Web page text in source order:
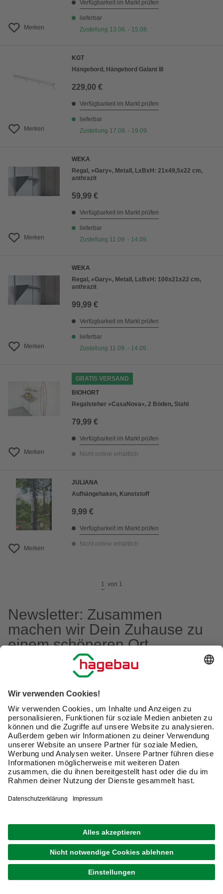
Merken
Verfügbarkeit im Markt prüfen
lieferbar
Zustellung 13.08. - 15.08.
Merken
KGT
Hängebord, Hängebord Galant III
229,00 €
Verfügbarkeit im Markt prüfen
lieferbar
Zustellung 17.09. - 19.09.
Merken
WEKA
Regal, »Gary«, Metall, LxBxH: 21x49,5x22 cm,
anthrazit
59,99 €
Verfügbarkeit im Markt prüfen
lieferbar
Zustellung 11.09. - 14.09.
Merken
WEKA
Regal, »Gary«, Metall, LxBxH: 100x21x22 cm,
anthrazit
99,99 €
Verfügbarkeit im Markt prüfen
lieferbar
Zustellung 11.09. - 14.09.
Merken
GRATIS VERSAND
BIOHORT
Regalsteher »CasaNova«, 2 Böden, Stahl
79,99 €
Verfügbarkeit im Markt prüfen
Nicht online erhältlich
Merken
JULIANA
Aufhängehaken, Kunststoff
9,99 €
Verfügbarkeit im Markt prüfen
Nicht online erhältlich
1 von 1
Newsletter: Zusammen
machen wir Dein Zuhause zu
einem schöneren Ort.
Exklusive Angebote und Gewinnspiele